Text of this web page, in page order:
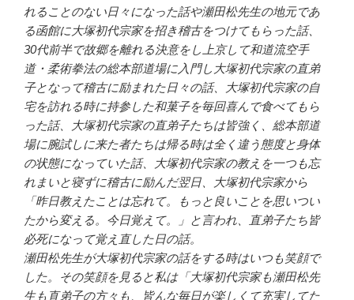
れることのない日々になった話や瀬田松先生の地元であ
る函館に大塚初代宗家を招き稽古をつけてもらった話、
30代前半で故郷を離れる決意をし上京して和道流空手
道・柔術拳法の総本部道場に入門し大塚初代宗家の直弟
子となって稽古に励まれた日々の話、大塚初代宗家の自
宅を訪れる時に持参した和菓子を毎回喜んで食べてもら
った話、大塚初代宗家の直弟子たちは皆強く、総本部道
場に腕試しに来た者たちは帰る時は全く違う態度と身体
の状態になっていた話、大塚初代宗家の教えを一つも忘
れまいと寝ずに稽古に励んだ翌日、大塚初代宗家から
「昨日教えたことは忘れて。もっと良いことを思いつい
たから変える。今日覚えて。」と言われ、直弟子たち皆
必死になって覚え直した日の話。
瀬田松先生が大塚初代宗家の話をする時はいつも笑顔で
した。その笑顔を見ると私は「大塚初代宗家も瀬田松先
生も直弟子の方々も、皆んな毎日が楽しくて充実してた